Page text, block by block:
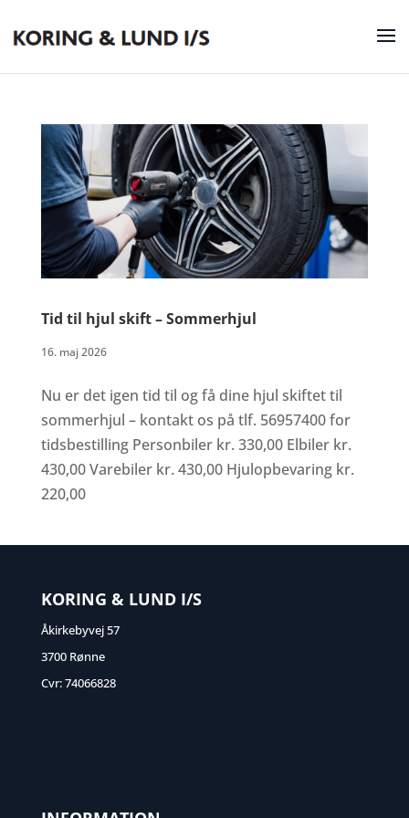
Tid til hjul skift – Sommerhjul
16. maj 2026
Nu er det igen tid til og få dine hjul skiftet til
sommerhjul – kontakt os på tlf. 56957400 for
tidsbestilling Personbiler kr. 330,00 Elbiler kr.
430,00 Varebiler kr. 430,00 Hjulopbevaring kr.
220,00
KORING & LUND I/S
Åkirkebyvej 57
3700 Rønne
Cvr: 74066828